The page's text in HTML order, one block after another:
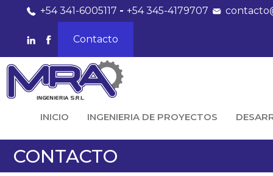
+54 341-6005117 -+54 345-4179707
Contacto
INICIO INGENIERIA DE PROYECTOS
CONTACTO